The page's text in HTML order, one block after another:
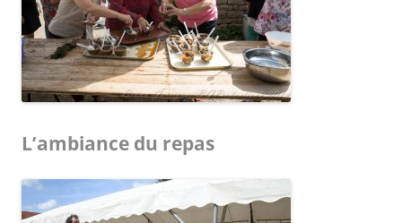
L’ambiance du repas